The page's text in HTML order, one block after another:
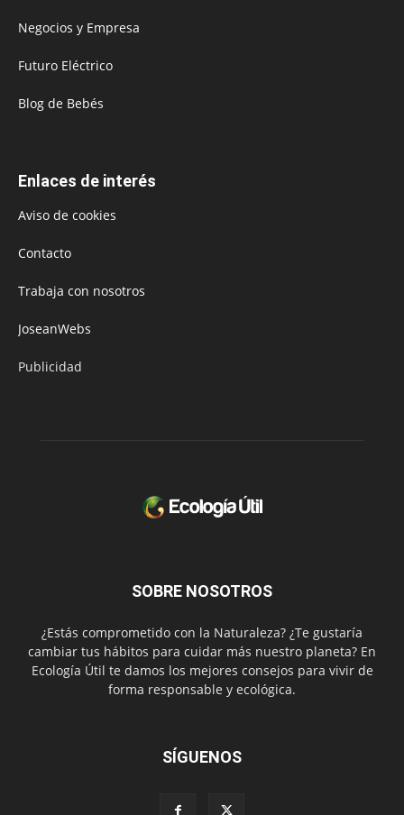
Negocios y Empresa
Futuro Eléctrico
Blog de Bebés
Enlaces de interés
Aviso de cookies
Contacto
Trabaja con nosotros
JoseanWebs
Publicidad
SOBRE NOSOTROS
¿Estás comprometido con la Naturaleza? ¿Te gustaría
cambiar tus hábitos para cuidar más nuestro planeta? En
Ecología Útil te damos los mejores consejos para vivir de
forma responsable y ecológica.
SÍGUENOS